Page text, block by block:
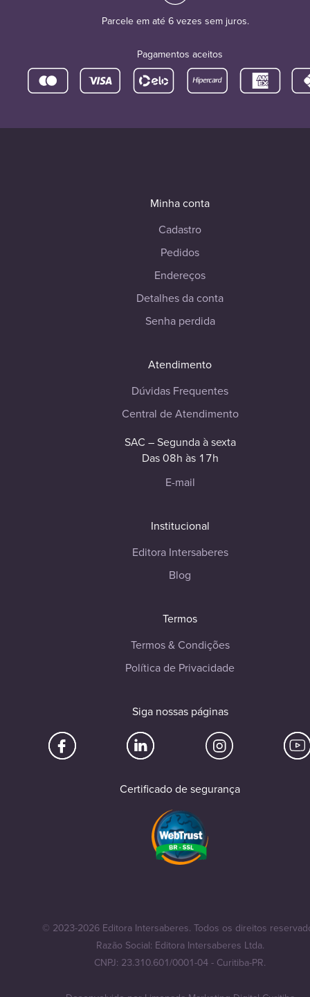
Parcele em até 6 vezes sem juros.
Pagamentos aceitos
Minha conta
Cadastro
Pedidos
Endereços
Detalhes da conta
Senha perdida
Atendimento
Dúvidas Frequentes
Central de Atendimento
SAC – Segunda à sexta
Das 08h às 17h
E-mail
Institucional
Editora Intersaberes
Blog
Termos
Termos & Condições
Política de Privacidade
Siga nossas páginas
Certificado de segurança
© 2023-2026 Editora Intersaberes. Todos os direitos
Razão Social: Editora Intersaberes Ltda.
CNPJ: 23.310.601/0001-04 - Curitiba-PR.